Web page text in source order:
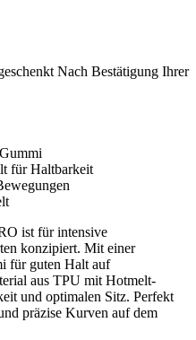
Nach Bestätigung Ihrer
für Haltbarkeit
ist für intensive
konzipiert. Mit einer
für guten Halt auf
aus TPU mit Hotmelt-
und optimalen Sitz. Perfekt
präzise Kurven auf dem